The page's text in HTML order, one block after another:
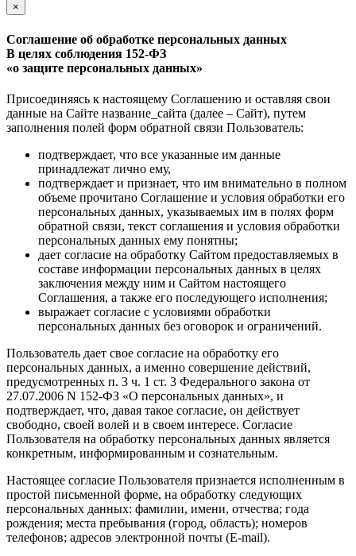
×
Соглашение об обработке персональных данных
В целях соблюдения 152-ФЗ
«о защите персональных данных»
Присоединяясь к настоящему Соглашению и оставляя свои
данные на Сайте название_сайта (далее – Сайт), путем
заполнения полей форм обратной связи Пользователь:
подтверждает, что все указанные им данные
принадлежат лично ему,
подтверждает и признает, что им внимательно в полном
объеме прочитано Соглашение и условия обработки его
персональных данных, указываемых им в полях форм
обратной связи, текст соглашения и условия обработки
персональных данных ему понятны;
дает согласие на обработку Сайтом предоставляемых в
составе информации персональных данных в целях
заключения между ним и Сайтом настоящего
Соглашения, а также его последующего исполнения;
выражает согласие с условиями обработки
персональных данных без оговорок и ограничений.
Пользователь дает свое согласие на обработку его
персональных данных, а именно совершение действий,
предусмотренных п. 3 ч. 1 ст. 3 Федерального закона от
27.07.2006 N 152-ФЗ «О персональных данных», и
подтверждает, что, давая такое согласие, он действует
свободно, своей волей и в своем интересе. Согласие
Пользователя на обработку персональных данных является
конкретным, информированным и сознательным.
Настоящее согласие Пользователя признается исполненным в
простой письменной форме, на обработку следующих
персональных данных: фамилии, имени, отчества; года
рождения; места пребывания (город, область); номеров
телефонов; адресов электронной почты (E-mail).